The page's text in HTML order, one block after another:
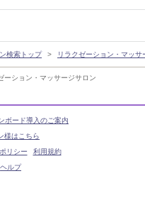
ーション・マッサージサロン
検索トップ リラクゼーション・マッ
ボード導入のご案内
様はこちら
リシー
利用規約
ヘルプ